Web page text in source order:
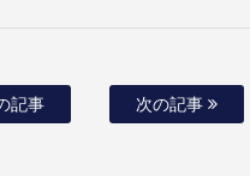
記事 次の記事